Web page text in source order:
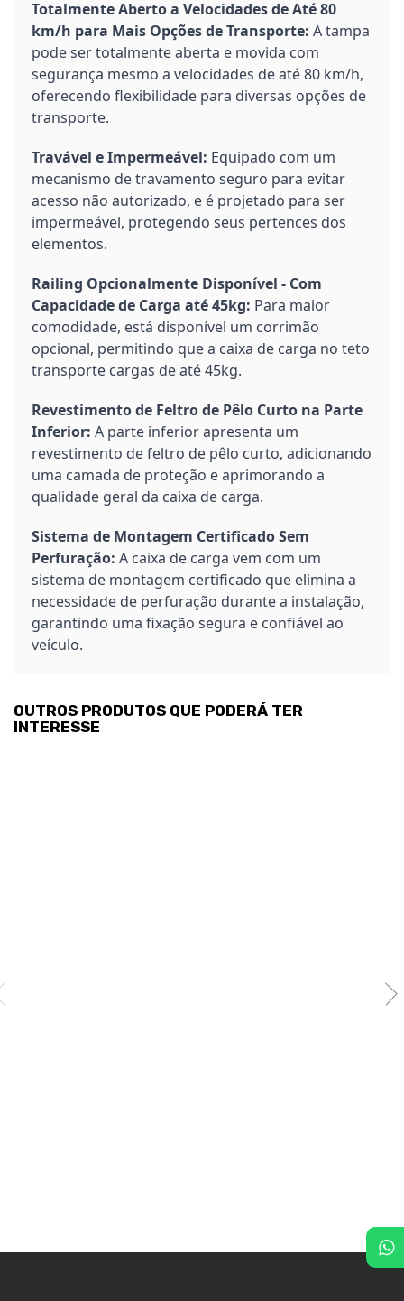
Totalmente Aberto a Velocidades de Até 80
km/h para Mais Opções de Transporte: A tampa
pode ser totalmente aberta e movida com
segurança mesmo a velocidades de até 80 km/h,
oferecendo flexibilidade para diversas opções de
transporte.
Travável e Impermeável: Equipado com um
mecanismo de travamento seguro para evitar
acesso não autorizado, e é projetado para ser
impermeável, protegendo seus pertences dos
elementos.
Railing Opcionalmente Disponível - Com
Capacidade de Carga até 45kg: Para maior
comodidade, está disponível um corrimão
opcional, permitindo que a caixa de carga no teto
transporte cargas de até 45kg.
Revestimento de Feltro de Pêlo Curto na Parte
Inferior: A parte inferior apresenta um
revestimento de feltro de pêlo curto, adicionando
uma camada de proteção e aprimorando a
qualidade geral da caixa de carga.
Sistema de Montagem Certificado Sem
Perfuração: A caixa de carga vem com um
sistema de montagem certificado que elimina a
necessidade de perfuração durante a instalação,
garantindo uma fixação segura e confiável ao
veículo.
OUTROS PRODUTOS QUE PODERÁ TER
INTERESSE